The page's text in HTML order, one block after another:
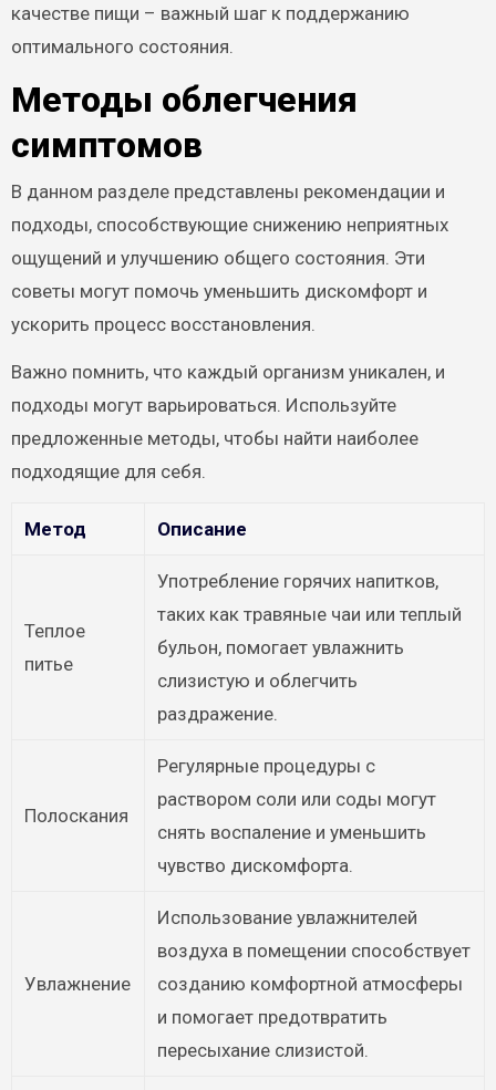
качестве пищи – важный шаг к поддержанию
оптимального состояния.
Методы облегчения
симптомов
В данном разделе представлены рекомендации и
подходы, способствующие снижению неприятных
ощущений и улучшению общего состояния. Эти
советы могут помочь уменьшить дискомфорт и
ускорить процесс восстановления.
Важно помнить, что каждый организм уникален, и
подходы могут варьироваться. Используйте
предложенные методы, чтобы найти наиболее
подходящие для себя.
Метод Описание
Теплое
питье
Употребление горячих напитков,
таких как травяные чаи или теплый
бульон, помогает увлажнить
слизистую и облегчить
раздражение.
Полоскания
Регулярные процедуры с
раствором соли или соды могут
снять воспаление и уменьшить
чувство дискомфорта.
Увлажнение
Использование увлажнителей
воздуха в помещении способствует
созданию комфортной атмосферы
и помогает предотвратить
пересыхание слизистой.